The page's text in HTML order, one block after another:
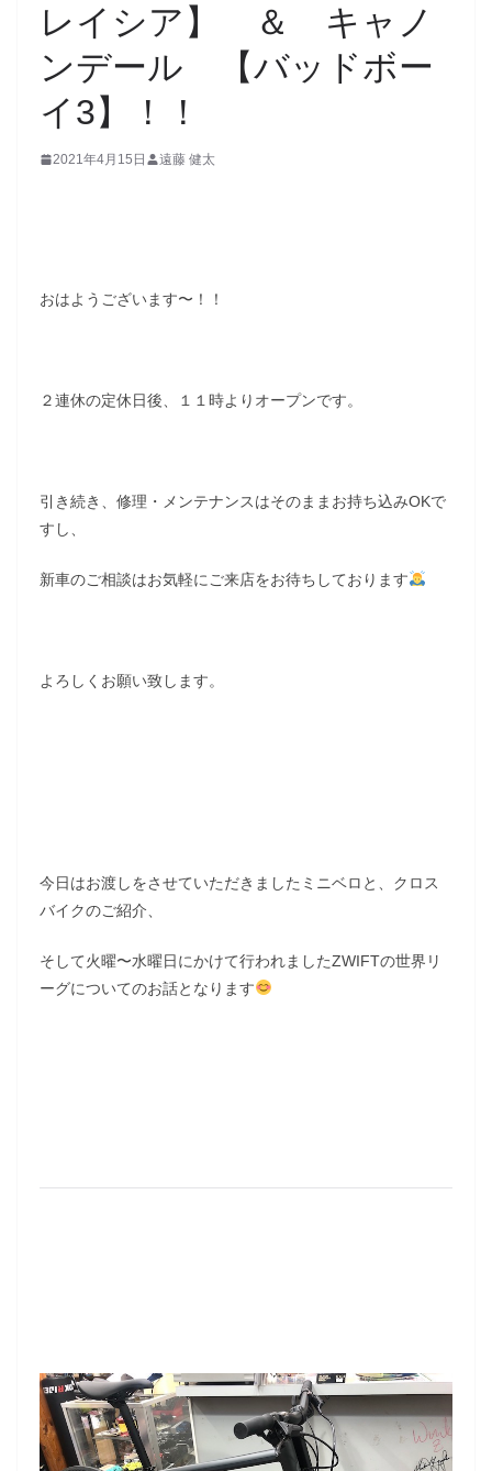
レイシア】 ＆ キャノ
ンデール 【バッドボー
イ3】！！
2021年4月15日 遠藤 健太
おはようございます〜！！
２連休の定休日後、１１時よりオープンです。
引き続き、修理・メンテナンスはそのままお持ち込みOKで
すし、
新車のご相談はお気軽にご来店をお待ちしております
よろしくお願い致します。
今日はお渡しをさせていただきましたミニベロと、クロス
バイクのご紹介、
そして火曜〜水曜日にかけて行われましたZWIFTの世界リ
ーグについてのお話となります